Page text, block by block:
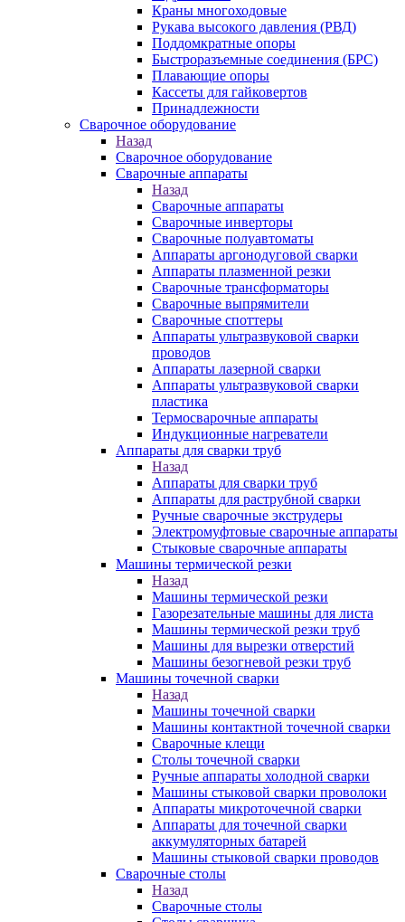
Краны многоходовые
Рукава высокого давления (РВД)
Поддомкратные опоры
Быстроразъемные соединения (БРС)
Плавающие опоры
Кассеты для гайковертов
Принадлежности
Сварочное оборудование
Назад
Сварочное оборудование
Сварочные аппараты
Назад
Сварочные аппараты
Сварочные инверторы
Сварочные полуавтоматы
Аппараты аргонодуговой сварки
Аппараты плазменной резки
Сварочные трансформаторы
Сварочные выпрямители
Сварочные споттеры
Аппараты ультразвуковой сварки
проводов
Аппараты лазерной сварки
Аппараты ультразвуковой сварки
пластика
Термосварочные аппараты
Индукционные нагреватели
Аппараты для сварки труб
Назад
Аппараты для сварки труб
Аппараты для раструбной сварки
Ручные сварочные экструдеры
Электромуфтовые сварочные аппараты
Стыковые сварочные аппараты
Машины термической резки
Назад
Машины термической резки
Газорезательные машины для листа
Машины термической резки труб
Машины для вырезки отверстий
Машины безогневой резки труб
Машины точечной сварки
Назад
Машины точечной сварки
Машины контактной точечной сварки
Сварочные клещи
Столы точечной сварки
Ручные аппараты холодной сварки
Машины стыковой сварки проволоки
Аппараты микроточечной сварки
Аппараты для точечной сварки
аккумуляторных батарей
Машины стыковой сварки проводов
Сварочные столы
Назад
Сварочные столы